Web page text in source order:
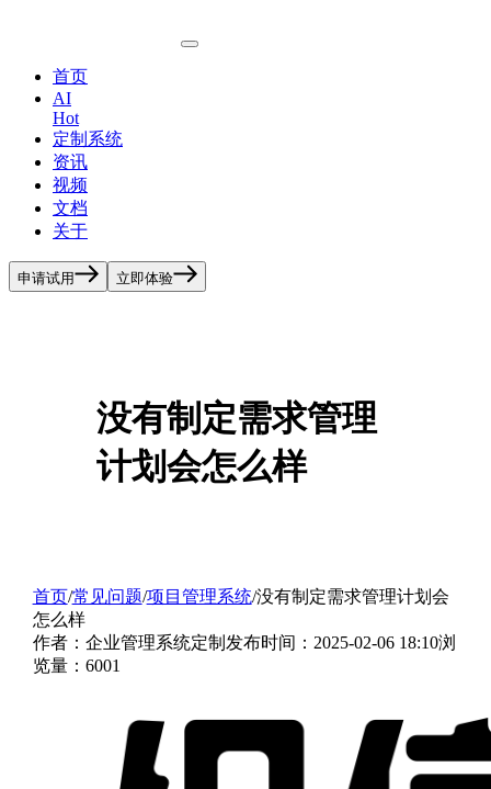
首页
AI
Hot
定制系统
资讯
视频
文档
关于
申请试用 立即体验
没有制定需求管理
计划会怎么样
首页/常见问题/项目管理系统/没有制定需求管理计划会
怎么样
作者：企业管理系统定制 发布时间：2025-02-06 18:10浏
览量：6001